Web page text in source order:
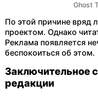
Ghost
По этой причине вряд
проектом. Однако
Реклама появляется
беспокоиться об этом.
Заключительное
редакции